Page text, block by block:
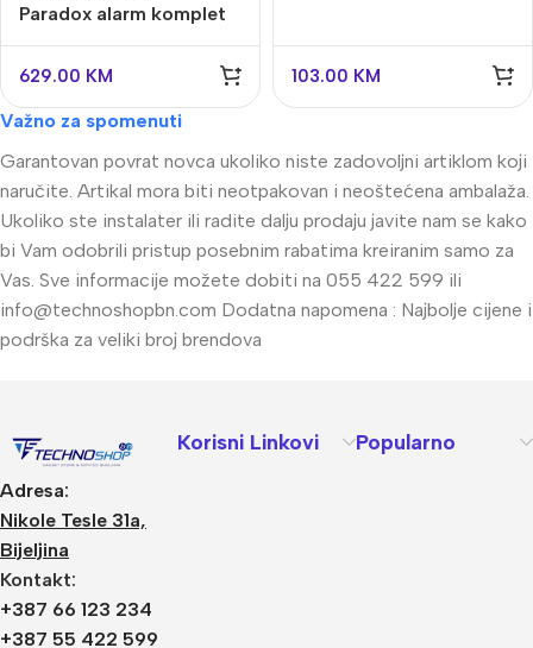
Paradox alarm komplet
SP5500+
629.00 KM 103.00 KM
Važno za spomenuti
Garantovan povrat novca ukoliko niste zadovoljni artiklom koji
naručite. Artikal mora biti neotpakovan i neoštećena ambalaža.
Ukoliko ste instalater ili radite dalju prodaju javite nam se kako
bi Vam odobrili pristup posebnim rabatima kreiranim samo za
Vas. Sve informacije možete dobiti na 055 422 599 ili
info@technoshopbn.com Dodatna napomena : Najbolje cijene i
podrška za veliki broj brendova
Adresa:
Nikole Tesle 31a,
Bijeljina
Kontakt:
+387 66 123 234
+387 55 422 599
Korisni Linkovi Popularno